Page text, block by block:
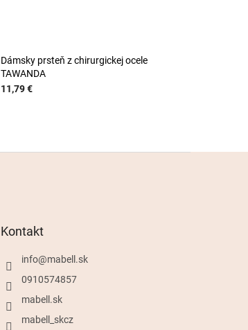
Dámsky prsteň z chirurgickej ocele
TAWANDA
11,79 €
Kontakt
info@mabell.sk
0910574857
mabell.sk
mabell_skcz